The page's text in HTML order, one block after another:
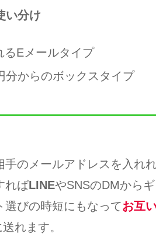
い分け
るEメールタイプ
分からのボックスタイプ
手のメールアドレスを入れれ
ればLINEやSNSのDMから
びの時短にもなってお互
れます。